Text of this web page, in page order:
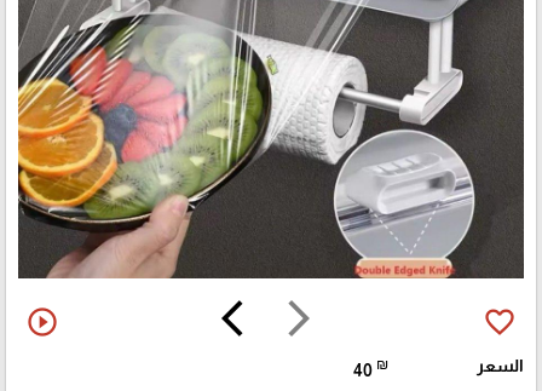
arrow_forward_ios
arrow_back_ios favorite_border
play_circle_outline
السعر 40 ₪